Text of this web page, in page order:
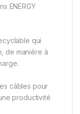
ENERGY
qui
de manière à
câbles pour
productivité